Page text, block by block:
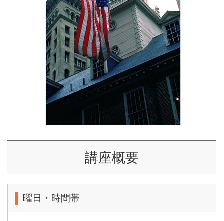
講座概要
曜日・時間帯